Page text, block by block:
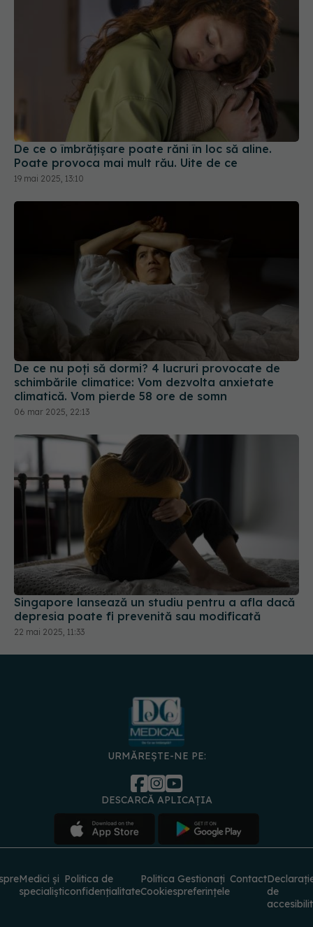
De ce o îmbrățișare poate răni în loc să aline.
Poate provoca mai mult rău. Uite de ce
19 mai 2025, 13:10
De ce nu poți să dormi? 4 lucruri provocate de
schimbările climatice: Vom dezvolta anxietate
climatică. Vom pierde 58 ore de somn
06 mar 2025, 22:13
Singapore lansează un studiu pentru a afla dacă
depresia poate fi prevenită sau modificată
22 mai 2025, 11:33
URMĂREȘTE-NE PE:
DESCARCĂ APLICAȚIA